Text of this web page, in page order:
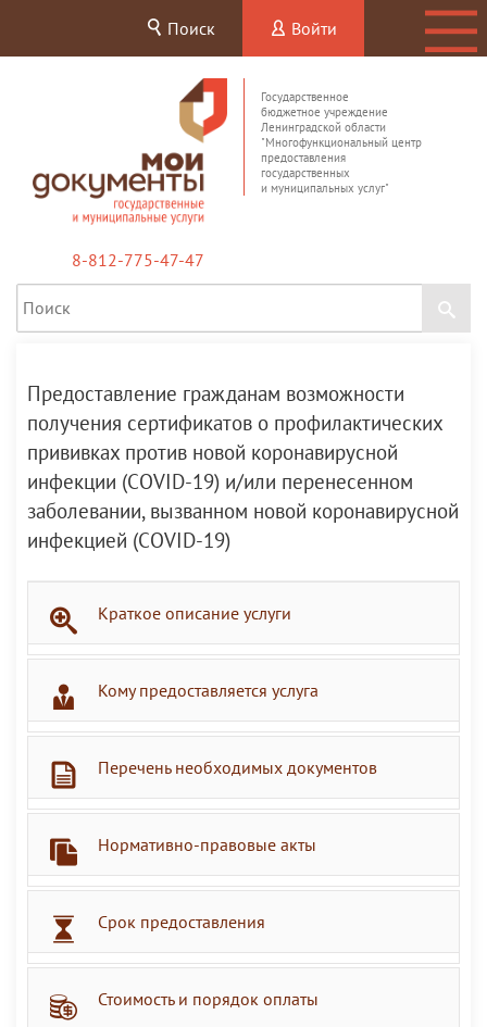
Поиск Войти
Государственное
бюджетное учреждение
Ленинградской области
"Многофункциональный центр
предоставления
государственных
и муниципальных услуг"
8-812-775-47-47
Предоставление гражданам возможности
получения сертификатов о профилактических
прививках против новой коронавирусной
инфекции (COVID-19) и/или перенесенном
заболевании, вызванном новой коронавирусной
инфекцией (COVID-19)
Краткое описание услуги
Кому предоставляется услуга
Перечень необходимых документов
Нормативно-правовые акты
Срок предоставления
Стоимость и порядок оплаты